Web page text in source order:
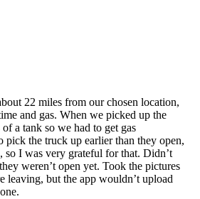
22 miles from our chosen location,
and gas. When we picked up the
a tank so we had to get gas
pick the truck up earlier than they open,
so I was very grateful for that. Didn’t
weren’t open yet. Took the pictures
leaving, but the app wouldn’t upload